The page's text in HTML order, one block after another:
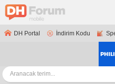
DH Portal İndirim Kodu